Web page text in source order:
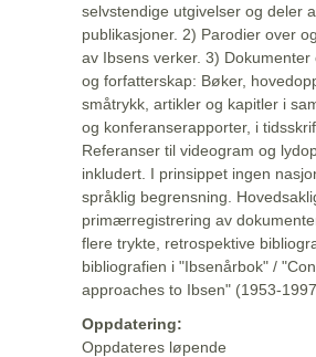
selvstendige utgivelser og deler
publikasjoner. 2) Parodier over
av Ibsens verker. 3) Dokumenter
og forfatterskap: Bøker,
småtrykk, artikler og kapitler i
og konferanserapporter, i
Referanser til videogram og
inkludert. I prinsippet ingen
språklig begrensning.
primærregistrering av
flere trykte, retrospektive
bibliografien i "Ibsenårbok" /
approaches to Ibsen" (1953-
Oppdatering:
Oppdateres løpende